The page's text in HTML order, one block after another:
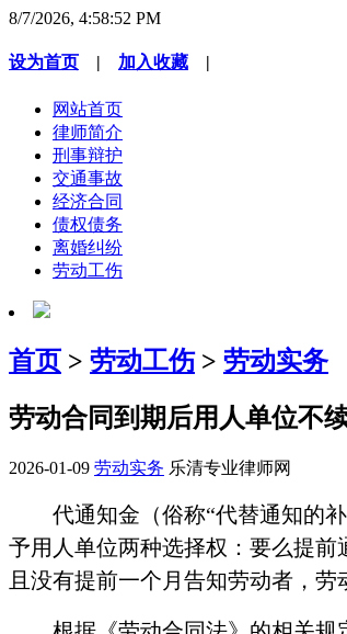
8/7/2026, 4:58:52 PM
设为首页 | 加入收藏 |
网站首页
律师简介
刑事辩护
交通事故
经济合同
债权债务
离婚纠纷
劳动工伤
首页 > 劳动工伤> 劳动实务
劳动合同到期后用人单位不
2026-01-09 劳动实务 乐清专业律师网
代通知金（俗称“代替通知的
予用人单位两种选择权：要么提
且没有提前一个月告知劳动者，